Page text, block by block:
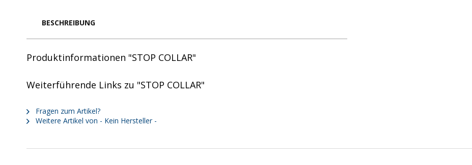
BESCHREIBUNG
Produktinformationen "STOP COLLAR"
Weiterführende Links zu "STOP COLLAR"
Fragen zum Artikel?
Weitere Artikel von - Kein Hersteller -